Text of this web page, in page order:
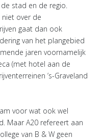
stad en de regio.
over de
gaat dan ook
van het plangebied
jaren voornamelijk
(met hotel aan de
’s-Graveland
voor wat ook wel
Maar A20 refereert aan
van B & W geen